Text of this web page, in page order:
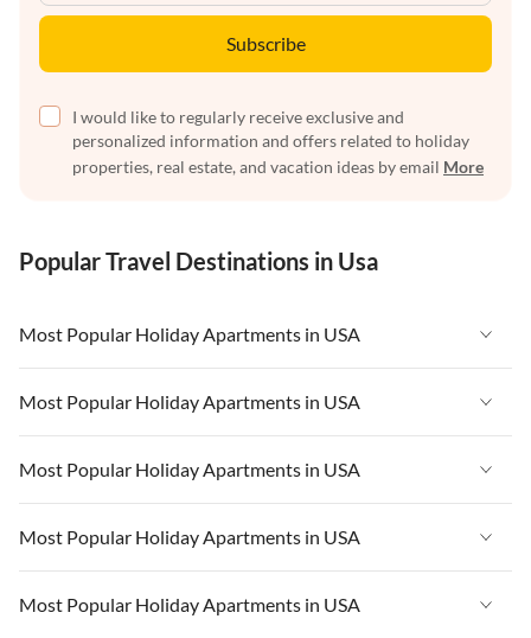
Subscribe
I would like to regularly receive exclusive and
personalized information and offers related to holiday
properties, real estate, and vacation ideas by email More
Popular Travel Destinations in Usa
Most Popular Holiday Apartments in USA
Vacation Apartments in USA
Vacation Apartments in Florida
Vacation Apartments in Cape Coral
Vacation Apartments in California
Vacation Apartments in Hawaii
Most Popular Holiday Apartments in USA
Vacation Apartments in USA
Vacation Apartments in Florida
Vacation Apartments in Cape Coral
Most Popular Holiday Apartments in USA
Vacation Apartments in USA
Vacation Apartments in Florida
Vacation Apartments in Cape Coral
Most Popular Holiday Apartments in USA
Vacation Apartments in USA
Most Popular Holiday Apartments in USA